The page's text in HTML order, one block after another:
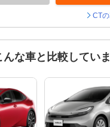
CT
な車と比較してい